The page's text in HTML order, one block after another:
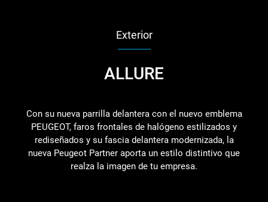
Exterior
ALLURE
Con su nueva parrilla delantera con el nuevo emblema
PEUGEOT, faros frontales de halógeno estilizados y
rediseñados y su fascia delantera modernizada, la
nueva Peugeot Partner aporta un estilo distintivo que
realza la imagen de tu empresa.